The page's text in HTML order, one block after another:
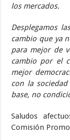
los mercados.
Desplegamos
cambio que ya
para mejor de
cambio por el
mejor
con la
base, no
Saludos
Comisión